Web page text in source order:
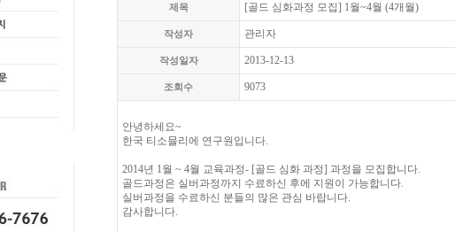
제목 [골드 심화과정 모집] 1월~4월 (4개월)
작성자 관리자
작성일자 2013-12-13
조회수 9073
안녕하세요~
한국 티소믈리에 연구원입니다.
2014년 1월 ~ 4월 교육과정- [골드 심화 과정] 과정을 모집합니다.
골드과정은 실버과정까지 수료하신 후에 지원이 가능합니다.
실버과정을 수료하신 분들의 많은 관심 바랍니다.
감사합니다.